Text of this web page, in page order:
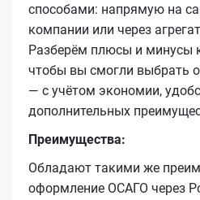
способами: напрямую на
компании или через
Разберём плюсы и минусы
чтобы вы смогли выбрать
— с учётом экономии,
дополнительных
Преимущества:
Обладают такими же
оформление ОСАГО через